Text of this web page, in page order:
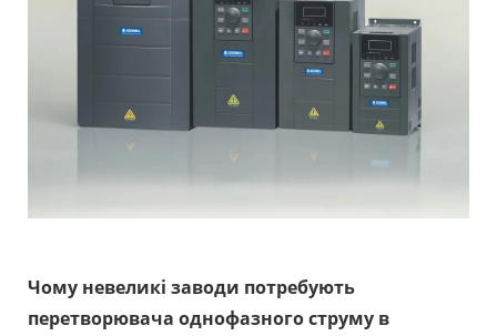
Чому невеликі заводи потребують
перетворювача однофазного струму в